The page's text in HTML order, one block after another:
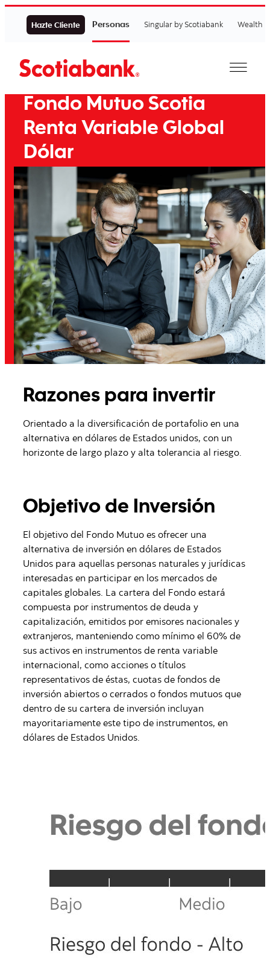
Hazte Cliente Personas Singular by Scotiabank Wealth
Fondo Mutuo Scotia
Renta Variable Global
Dólar
Razones para invertir
Orientado a la diversificación de portafolio en una
alternativa en dólares de Estados unidos, con un
horizonte de largo plazo y alta tolerancia al riesgo.
Objetivo de Inversión
El objetivo del Fondo Mutuo es ofrecer una
alternativa de inversión en dólares de Estados
Unidos para aquellas personas naturales y jurídicas
interesadas en participar en los mercados de
capitales globales. La cartera del Fondo estará
compuesta por instrumentos de deuda y
capitalización, emitidos por emisores nacionales y
extranjeros, manteniendo como mínimo el 60% de
sus activos en instrumentos de renta variable
internacional, como acciones o títulos
representativos de éstas, cuotas de fondos de
inversión abiertos o cerrados o fondos mutuos que
dentro de su cartera de inversión incluyan
mayoritariamente este tipo de instrumentos, en
dólares de Estados Unidos.